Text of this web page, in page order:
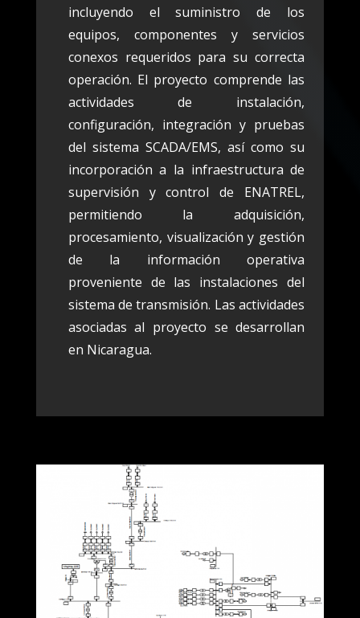
incluyendo el suministro de los
equipos, componentes y servicios
conexos requeridos para su correcta
operación. El proyecto comprende las
actividades de instalación,
configuración, integración y pruebas
del sistema SCADA/EMS, así como su
incorporación a la infraestructura de
supervisión y control de ENATREL,
permitiendo la adquisición,
procesamiento, visualización y gestión
de la información operativa
proveniente de las instalaciones del
sistema de transmisión. Las actividades
asociadas al proyecto se desarrollan
en Nicaragua.